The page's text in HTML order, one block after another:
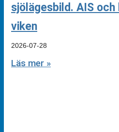
sjölägesbild. AIS
viken
2026-07-28
Läs mer »